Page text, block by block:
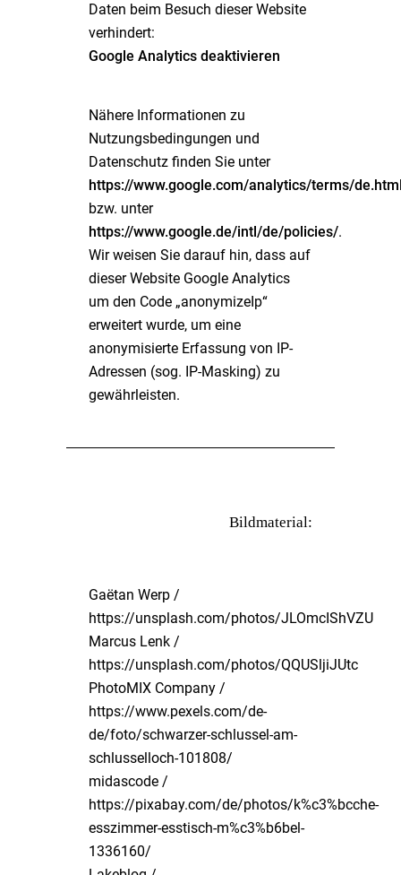
Daten beim Besuch dieser Website
verhindert:
Google Analytics deaktivieren
Nähere Informationen zu
Nutzungsbedingungen und
Datenschutz finden Sie unter
https://www.google.com/analytics/terms/
bzw. unter
https://www.google.de/intl/de/policies/.
Wir weisen Sie darauf hin, dass auf
dieser Website Google Analytics
um den Code „anonymizeIp“
erweitert wurde, um eine
anonymisierte Erfassung von IP-
Adressen (sog. IP-Masking) zu
gewährleisten.
Bildmaterial:
Gaëtan Werp /
https://unsplash.com/photos/JLOmcIShVZU
Marcus Lenk /
https://unsplash.com/photos/QQUSljiJUtc
PhotoMIX Company /
https://www.pexels.com/de-
de/foto/schwarzer-schlussel-am-
schlusselloch-101808/
midascode /
https://pixabay.com/de/photos/k%c3%bcche-
esszimmer-esstisch-m%c3%b6bel-
1336160/